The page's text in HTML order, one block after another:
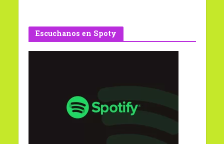
Escuchanos en Spoty